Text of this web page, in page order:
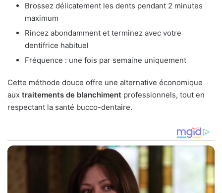
Brossez délicatement les dents pendant 2 minutes
maximum
Rincez abondamment et terminez avec votre
dentifrice habituel
Fréquence : une fois par semaine uniquement
Cette méthode douce offre une alternative économique
aux traitements de blanchiment professionnels, tout en
respectant la santé bucco-dentaire.